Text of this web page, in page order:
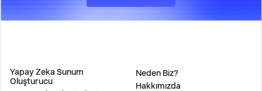
Yapay Zeka Sunum
Oluşturucu
Neden Biz?
Hakkımızda